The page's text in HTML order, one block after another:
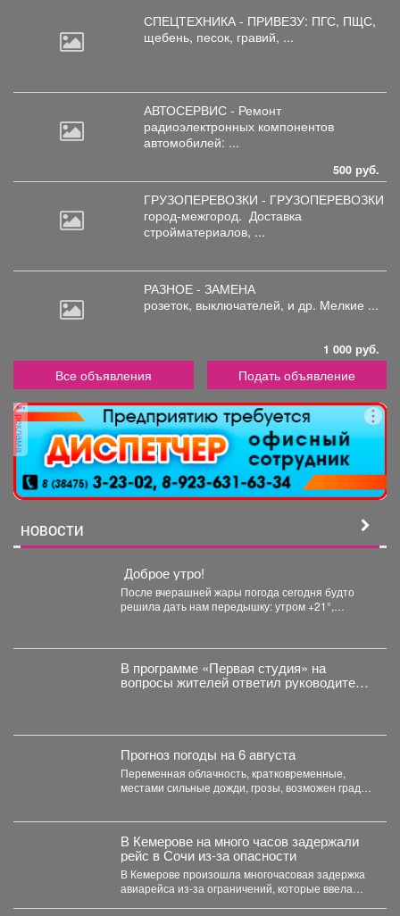
СПЕЦТЕХНИКА - ПРИВЕЗУ: ПГС, ПЩС,
щебень, песок, гравий, ...
АВТОСЕРВИС - Ремонт
радиоэлектронных компонентов
автомобилей: ...
500 руб.
ГРУЗОПЕРЕВОЗКИ - ГРУЗОПЕРЕВОЗКИ
город-межгород. Доставка
стройматериалов, ...
РАЗНОЕ - ЗАМЕНА
розеток, выключателей, и др. Мелкие ...
1 000 руб.
Все объявления Подать объявление
реклама
НОВОСТИ
Доброе утро!
После вчерашней жары погода сегодня будто
решила дать нам передышку: утром +21°,
В программе «Первая студия» на
вопросы жителей ответил руководитель
администрации Куйбышевского района
Прогноз погоды на 6 августа
Переменная облачность, кратковременные,
местами сильные дожди, грозы, возможен град.
В Кемерове на много часов задержали
рейс в Сочи из-за опасности
В Кемерове произошла многочасовая задержка
авиарейса из-за ограничений, которые ввела